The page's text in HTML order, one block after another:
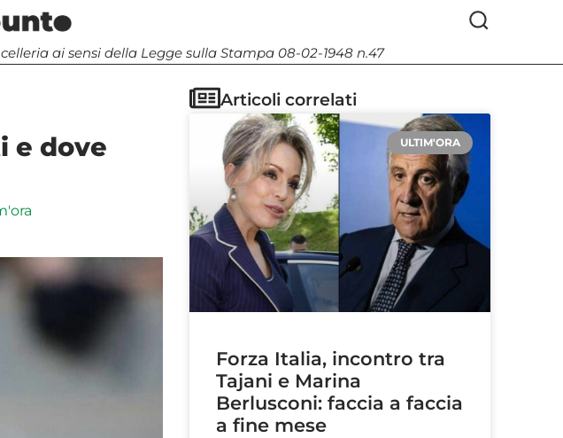
ai sensi della Legge sulla Stampa 08-02-1948 n.47
e dove
Articoli correlati
ULTIM'ORA
Forza Italia, incontro tra
Tajani e Marina
Berlusconi: faccia a faccia
a fine mese